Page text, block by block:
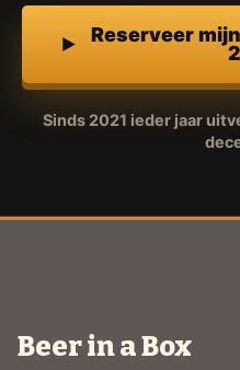
Reserveer
Sinds 2021 ieder jaar
Beer in a Box